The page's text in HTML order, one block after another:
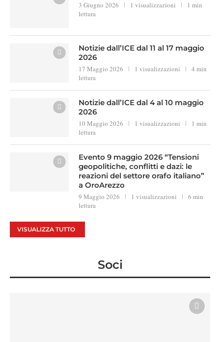
3 Giugno 2026 1 visualizzazioni
1 min
lettura
Notizie dall’ICE dal 11 al 17 maggio
2026
17 Maggio 2026 1 visualizzazioni
4 min
lettura
Notizie dall’ICE dal 4 al 10 maggio
2026
10 Maggio 2026 1 visualizzazioni
1 min
lettura
Evento 9 maggio 2026 “Tensioni
geopolitiche, conflitti e dazi: le
reazioni del settore orafo italiano”
a OroArezzo
9 Maggio 2026 1 visualizzazioni
6 min
lettura
VISUALIZZA TUTTO
Soci